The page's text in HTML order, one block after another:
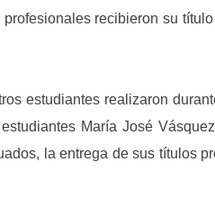
recibieron su
estudiantes realizaron
María José
la entrega de sus títulos